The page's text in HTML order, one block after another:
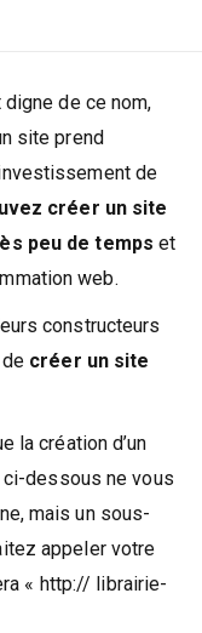
de ce nom,
site prend
de
créer un site
peu de temps et
web.
constructeurs
créer un site
la création d’un
ci-dessous ne vous
mais un sous-
appeler votre
« http:// librairie-